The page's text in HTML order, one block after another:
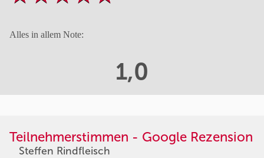
Alles in allem Note:
1,0
Teilnehmerstimmen - Google Rezension
Steffen Rindfleisch